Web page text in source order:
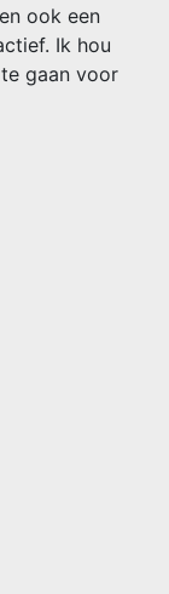
ook een
Ik hou
gaan voor